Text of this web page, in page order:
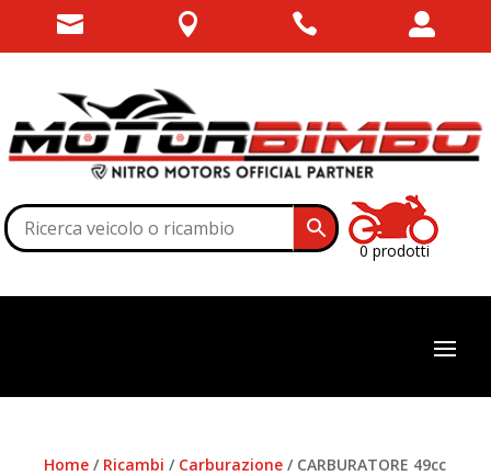
   
0 prodotti
Home / Ricambi / Carburazione / CARBURATORE 49cc